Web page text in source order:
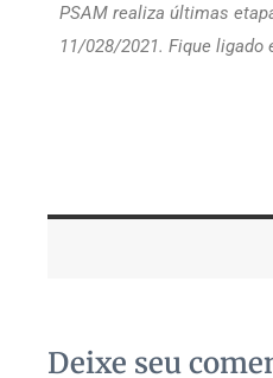
PSAM realiza últimas
11/028/2021. Fique ligado
Deixe seu